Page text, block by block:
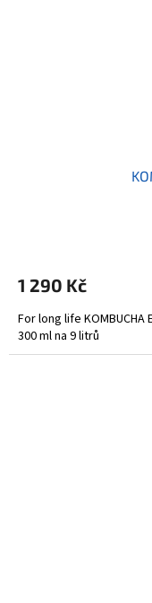
1 290 Kč
For long life
300 ml na 9 litrů